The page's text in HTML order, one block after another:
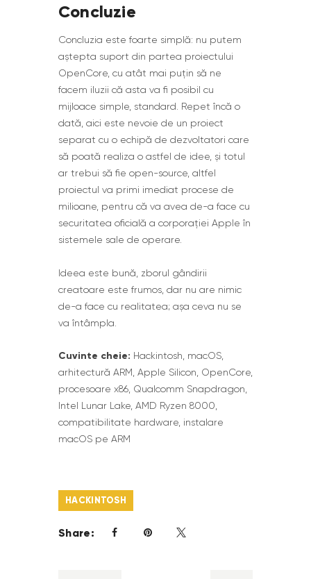
Concluzie
Concluzia este foarte simplă: nu putem
aștepta suport din partea proiectului
OpenCore, cu atât mai puțin să ne
facem iluzii că asta va fi posibil cu
mijloace simple, standard. Repet încă o
dată, aici este nevoie de un proiect
separat cu o echipă de dezvoltatori care
să poată realiza o astfel de idee, și totul
ar trebui să fie open-source, altfel
proiectul va primi imediat procese de
milioane, pentru că va avea de-a face cu
securitatea oficială a corporației Apple în
sistemele sale de operare.
Ideea este bună, zborul gândirii
creatoare este frumos, dar nu are nimic
de-a face cu realitatea; așa ceva nu se
va întâmpla.
Cuvinte cheie: Hackintosh, macOS,
arhitectură ARM, Apple Silicon, OpenCore,
procesoare x86, Qualcomm Snapdragon,
Intel Lunar Lake, AMD Ryzen 8000,
compatibilitate hardware, instalare
macOS pe ARM
HACKINTOSH
Share: